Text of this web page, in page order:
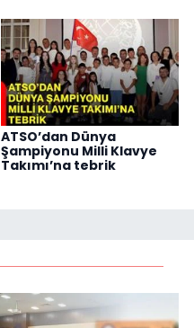
ATSO’dan Dünya
Şampiyonu Milli Klavye
Takımı’na tebrik